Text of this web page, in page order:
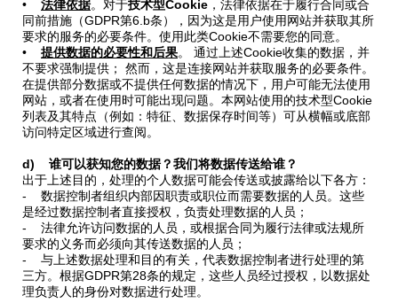
•
法律依据。对于技术型Cookie ，法律依据在于履行合同或合
同前措施（GDPR第6.b条），因为这是用户使用网站并获取其所
要求的服务的必要条件。使用此类Cookie不需要您的同意。
• 提供数据的必要性和后果。 通过上述Cookie收集的数据，并
不要求强制提供； 然而，这是连接网站并获取服务的必要条件。
在提供部分数据或不提供任何数据的情况下，用户可能无法使用
网站，或者在使用时可能出现问题。本网站使用的技术型Cookie
列表及其特点（例如：特征、数据保存时间等）可从横幅或底部
访问特定区域进行查阅。
d) 谁可以获知您的数据？我们将数据传送给谁？
出于上述目的，处理的个人数据可能会传送或披露给以下各方：
- 数据控制者组织内部因职责或职位而需要数据的人员。这些
是经过数据控制者直接授权，负责处理数据的人员；
- 法律允许访问数据的人员，或根据合同为履行法律或法规所
要求的义务而必须向其传送数据的人员；
- 与上述数据处理和目的有关，代表数据控制者进行处理的第
三方。根据GDPR第28条的规定，这些人员经过授权，以数据处
理负责人的身份对数据进行处理。